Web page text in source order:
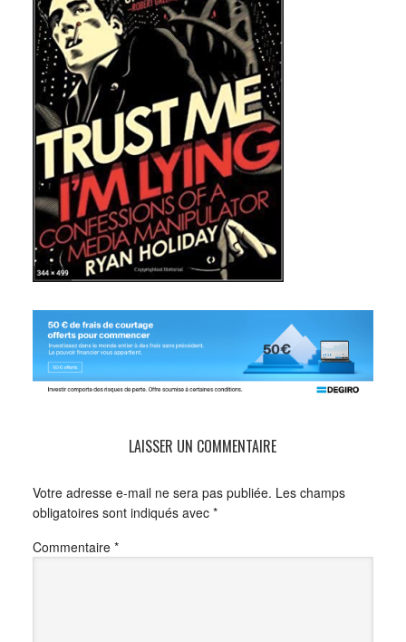
LAISSER UN COMMENTAIRE
Votre adresse e-mail ne sera pas publiée. Les champs
obligatoires sont indiqués avec *
Commentaire *